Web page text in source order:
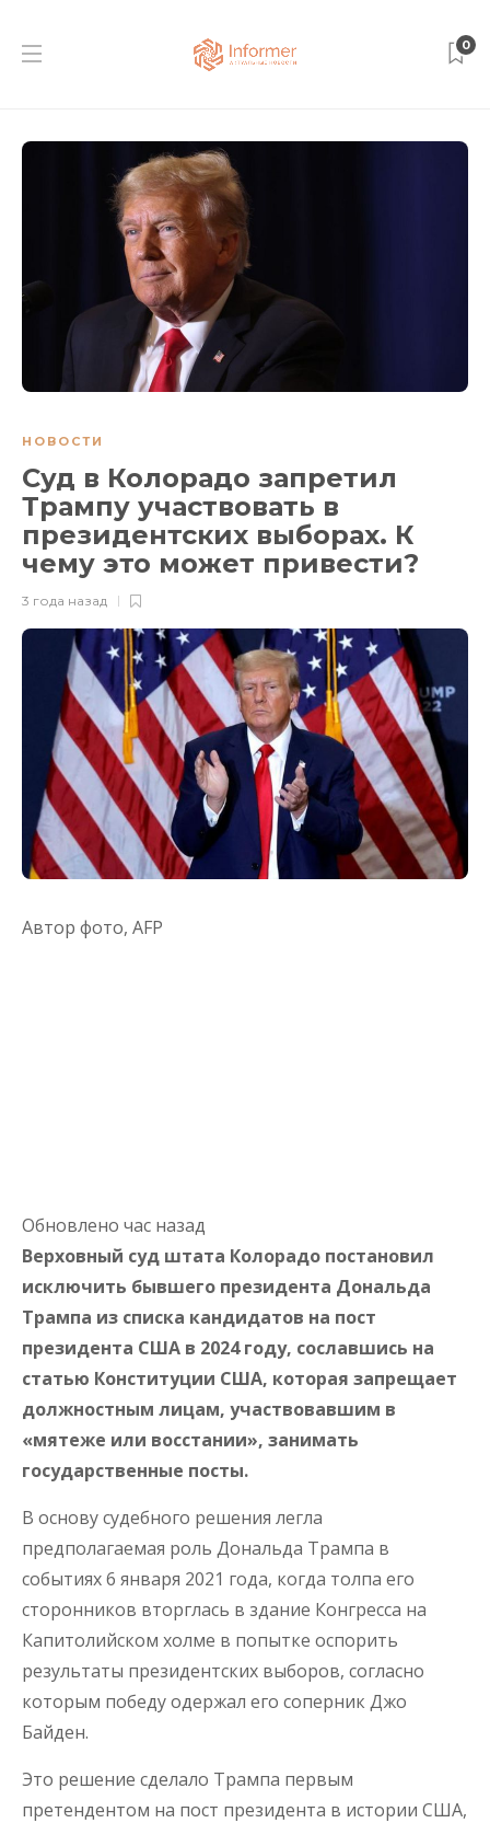
0
НОВОСТИ
Суд в Колорадо запретил
Трампу участвовать в
президентских выборах. К
чему это может привести?
3 года назад
Автор фото, AFP
Обновлено час назад
Верховный суд штата Колорадо постановил
исключить бывшего президента Дональда
Трампа из списка кандидатов на пост
президента США в 2024 году, сославшись на
статью Конституции США, которая запрещает
должностным лицам, участвовавшим в
«мятеже или восстании», занимать
государственные посты.
В основу судебного решения легла
предполагаемая роль Дональда Трампа в
событиях 6 января 2021 года, когда толпа его
сторонников вторглась в здание Конгресса на
Капитолийском холме в попытке оспорить
результаты президентских выборов, согласно
которым победу одержал его соперник Джо
Байден.
Это решение сделало Трампа первым
претендентом на пост президента в истории США,